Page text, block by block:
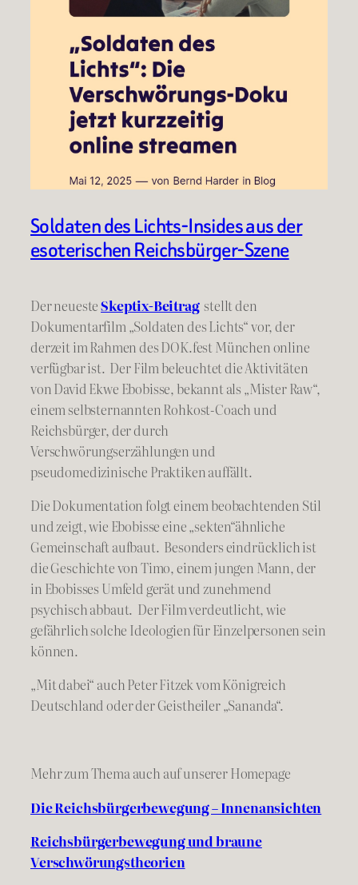
Soldaten des Lichts-Insides aus der
esoterischen Reichsbürger-Szene
Der neuesteSkeptix-Beitragstellt den
Dokumentarfilm „Soldaten des Lichts“ vor, der
derzeit im Rahmen des DOK.fest München online
verfügbar ist. Der Film beleuchtet die Aktivitäten
von David Ekwe Ebobisse, bekannt als „Mister Raw“,
einem selbsternannten Rohkost-Coach und
Reichsbürger, der durch
Verschwörungserzählungen und
pseudomedizinische Praktiken auffällt.
Die Dokumentation folgt einem beobachtenden Stil
und zeigt, wie Ebobisse eine „sekten“ähnliche
Gemeinschaft aufbaut. Besonders eindrücklich ist
die Geschichte von Timo, einem jungen Mann, der
in Ebobisses Umfeld gerät und zunehmend
psychisch abbaut. Der Film verdeutlicht, wie
gefährlich solche Ideologien für Einzelpersonen sein
können.
„Mit dabei“ auch Peter Fitzek vom Königreich
Deutschland oder der Geistheiler „Sananda“.
Mehr zum Thema auch auf unserer Homepage
Die Reichsbürgerbewegung – Innenansichten
Reichsbürgerbewegung und braune
Verschwörungstheorien